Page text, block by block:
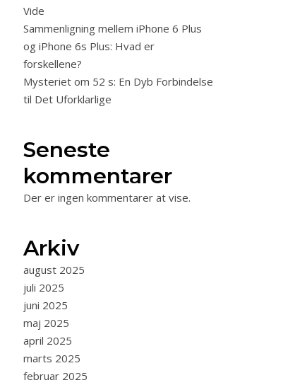
Vide
Sammenligning mellem iPhone 6 Plus
og iPhone 6s Plus: Hvad er
forskellene?
Mysteriet om 52 s: En Dyb Forbindelse
til Det Uforklarlige
Seneste
kommentarer
Der er ingen kommentarer at vise.
Arkiv
august 2025
juli 2025
juni 2025
maj 2025
april 2025
marts 2025
februar 2025